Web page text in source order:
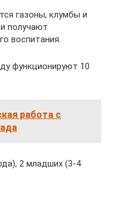
газоны, клумбы и
получают
воспитания.
функционируют 10
работа с
2 младших (3-4